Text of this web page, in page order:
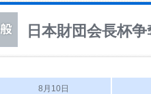
日本財団会長杯
8月10日